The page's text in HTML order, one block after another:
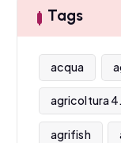
Tags
acqua
agricoltura
agrifish